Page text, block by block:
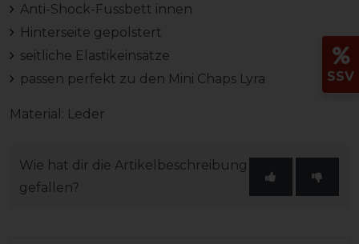
Anti-Shock-Fussbett innen
Hinterseite gepolstert
seitliche Elastikeinsätze
passen perfekt zu den Mini Chaps Lyra
Material: Leder
Wie hat dir die Artikelbeschreibung
gefallen?
SSV